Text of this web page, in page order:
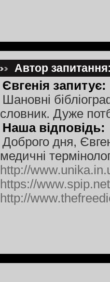
Автор
Євгенія запитує:
Шановні
словник. Дуже
Наша відповідь:
Доброго дня,
медичні
http://
https://
http://